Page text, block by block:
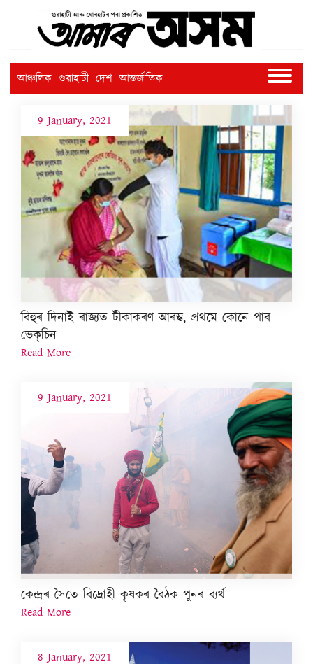
আঞ্চলিক গুৱাহাটী দেশ আন্তৰ্জাতিক
9 January, 2021
বিহুৰ দিনাই ৰাজ্যত টীকাকৰণ আৰম্ভ, প্ৰথমে কোনে পাব
ভেক্‌চিন
Read More
9 January, 2021
কেন্দ্ৰৰ সৈতে বিদ্ৰোহী কৃষকৰ বৈঠক পুনৰ ব্যৰ্থ
Read More
8 January, 2021